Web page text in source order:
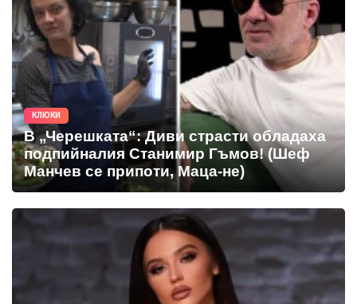
КЛЮКИ
В „Черешката“: Диви страсти обладаха
подпийналия Станимир Гъмов! (Шеф
Манчев се припоти, Маца-не)